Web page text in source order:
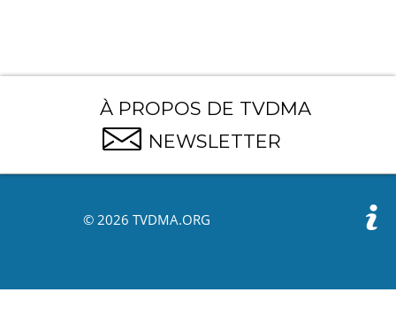
À PROPOS DE TVDMA
NEWSLETTER
© 2026 TVDMA.ORG